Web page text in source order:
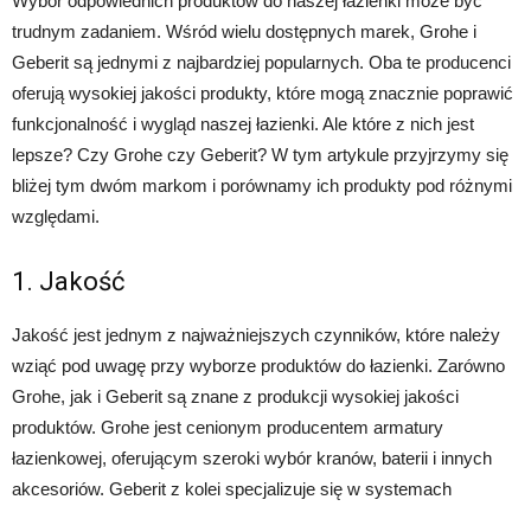
trudnym zadaniem. Wśród wielu dostępnych marek, Grohe i
Geberit są jednymi z najbardziej popularnych. Oba te producenci
oferują wysokiej jakości produkty, które mogą znacznie poprawić
funkcjonalność i wygląd naszej łazienki. Ale które z nich jest
lepsze? Czy Grohe czy Geberit? W tym artykule przyjrzymy się
bliżej tym dwóm markom i porównamy ich produkty pod różnymi
względami.
1. Jakość
Jakość jest jednym z najważniejszych czynników, które należy
wziąć pod uwagę przy wyborze produktów do łazienki. Zarówno
Grohe, jak i Geberit są znane z produkcji wysokiej jakości
produktów. Grohe jest cenionym producentem armatury
łazienkowej, oferującym szeroki wybór kranów, baterii i innych
akcesoriów. Geberit z kolei specjalizuje się w systemach